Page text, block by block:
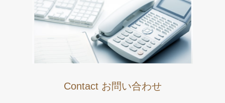
Contact お問い合わせ